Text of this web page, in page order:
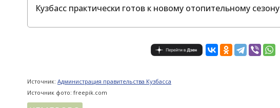
Кузбасс практически готов к новому отопительному сезону
Источник: Администрация правительства Кузбасса
Источник фото: freepik.com